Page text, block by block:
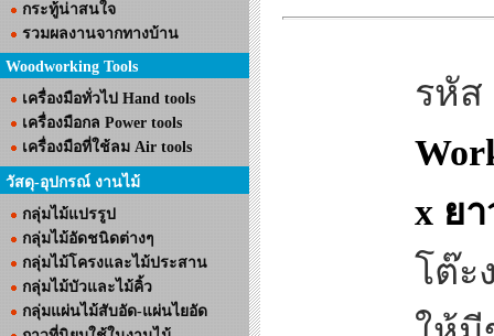
กระทู้น่าสนใจ
รวมผลงานจากทางบ้าน
Woodworking Tools
เครื่องมือทั่วไป Hand tools
เครื่องมือกล Power tools
เครื่องมือที่ใช้ลม Air tools
วัสดุ-อุปกรณ์ งานไม้
กลุ่มไม้แปรรูป
กลุ่มไม้อัดชนิดต่างๆ
กลุ่มไม้โครงและไม้ประสาน
กลุ่มไม้บัวและไม้คิ้ว
กลุ่มแผ่นไม้สับอัด-แผ่นไยอัด
รหัส
x ยา
โต๊ะ